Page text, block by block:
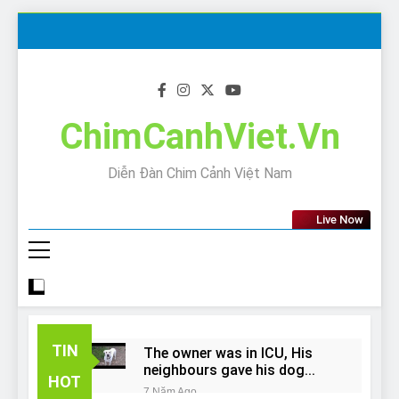
ChimCanhViet.Vn
Diễn Đàn Chim Cảnh Việt Nam
Live Now
TIN
HOT
The owner was in ICU, His
neighbours gave his dog
away!
7 Năm Ago